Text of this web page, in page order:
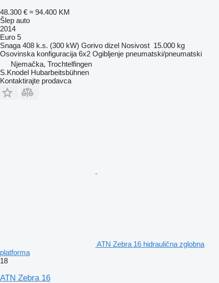
48.300 € ≈ 94.400 KM
Šlep auto
2014
Euro 5
Snaga 408 k.s. (300 kW) Gorivo dizel Nosivost 15.000 kg
Osovinska konfiguracija 6x2 Ogibljenje pneumatski/pneumatski
Njemačka, Trochtelfingen
S.Knodel Hubarbeitsbühnen
Kontaktirajte prodavca
ATN Zebra 16 hidraulična zglobna
platforma
18
ATN Zebra 16